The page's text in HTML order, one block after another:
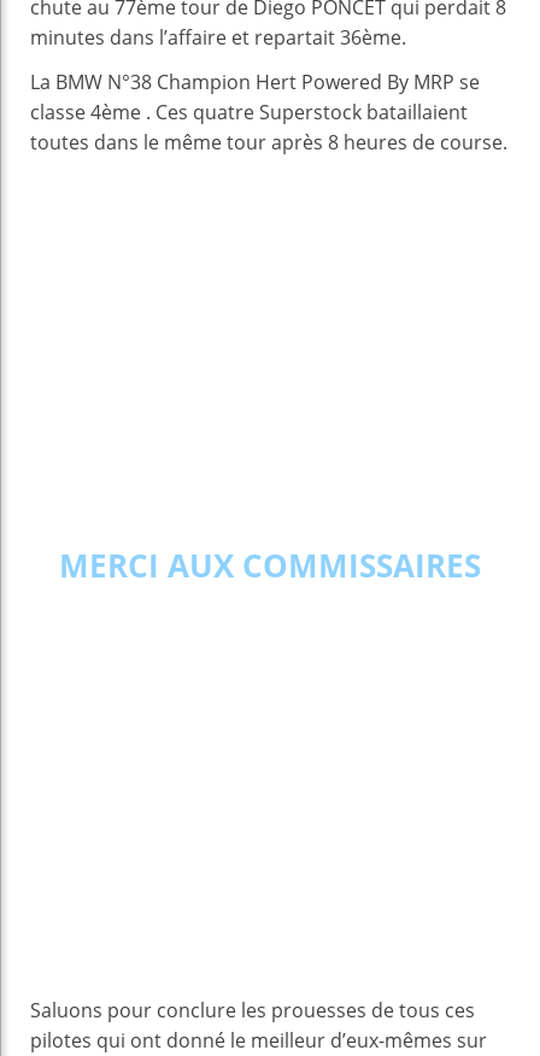
chute au 77ème tour de Diego PONCET qui perdait 8
minutes dans l’affaire et repartait 36ème.
La BMW N°38 Champion Hert Powered By MRP se
classe 4ème . Ces quatre Superstock bataillaient
toutes dans le même tour après 8 heures de course.
MERCI AUX COMMISSAIRES
Saluons pour conclure les prouesses de tous ces
pilotes qui ont donné le meilleur d’eux-mêmes sur